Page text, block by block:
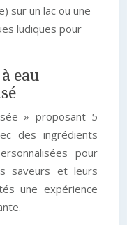
sur un lac ou une
ludiques pour
eau
» proposant 5
des ingrédients
pour
saveurs et leurs
une expérience